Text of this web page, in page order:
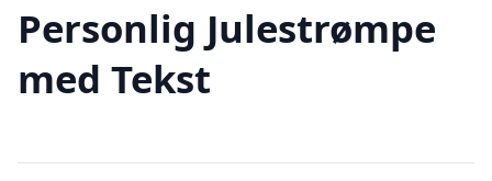
Personlig Julestrømpe
med Tekst